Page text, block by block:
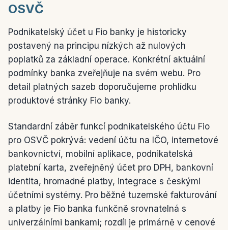
OSVČ
Podnikatelský účet u Fio banky je historicky
postavený na principu nízkých až nulových
poplatků za základní operace. Konkrétní aktuální
podmínky banka zveřejňuje na svém webu. Pro
detail platných sazeb doporučujeme prohlídku
produktové stránky Fio banky.
Standardní záběr funkcí podnikatelského účtu Fio
pro OSVČ pokrývá: vedení účtu na IČO, internetové
bankovnictví, mobilní aplikace, podnikatelská
platební karta, zveřejněný účet pro DPH, bankovní
identita, hromadné platby, integrace s českými
účetními systémy. Pro běžné tuzemské fakturování
a platby je Fio banka funkčně srovnatelná s
univerzálními bankami; rozdíl je primárně v cenové